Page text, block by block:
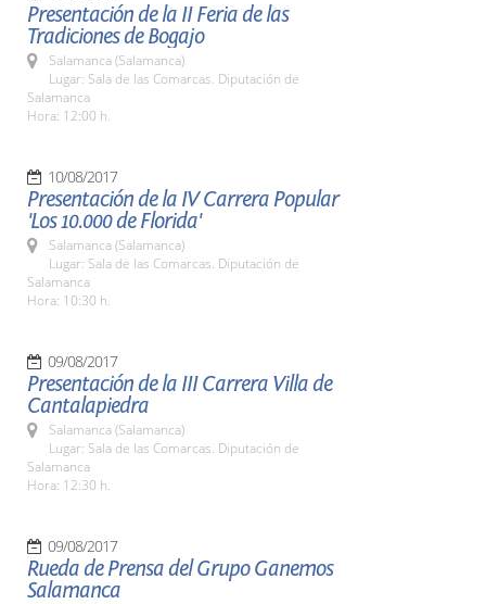
Presentación de la II Feria de las
Tradiciones de Bogajo
Salamanca (Salamanca)
Lugar: Sala de las Comarcas. Diputación de
Salamanca
Hora: 12:00 h.
10/08/2017
Presentación de la IV Carrera Popular
'Los 10.000 de Florida'
Salamanca (Salamanca)
Lugar: Sala de las Comarcas. Diputación de
Salamanca
Hora: 10:30 h.
09/08/2017
Presentación de la III Carrera Villa de
Cantalapiedra
Salamanca (Salamanca)
Lugar: Sala de las Comarcas. Diputación de
Salamanca
Hora: 12:30 h.
09/08/2017
Rueda de Prensa del Grupo Ganemos
Salamanca